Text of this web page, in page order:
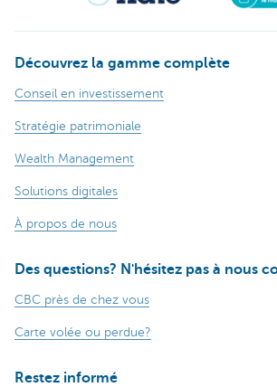
Découvrez la gamme complète
Conseil en investissement
Stratégie patrimoniale
Wealth Management
Solutions digitales
À propos de nous
Des questions? N'hésitez pas à nous
CBC près de chez vous
Carte volée ou perdue?
Restez informé